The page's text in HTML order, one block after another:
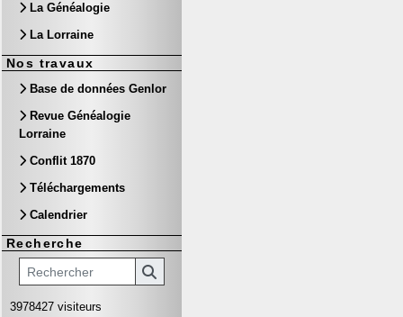
La Généalogie
La Lorraine
Nos travaux
Base de données Genlor
Revue Généalogie
Lorraine
Conflit 1870
Téléchargements
Calendrier
Recherche
3978427 visiteurs